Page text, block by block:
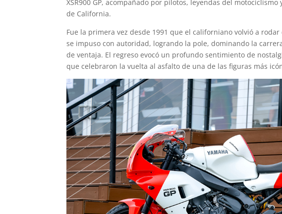
XSR900 GP, acompañado por pilotos, leyendas del
de California.
Fue la primera vez desde 1991 que el californiano volvió a
se impuso con autoridad, logrando la pole, dominando la
de ventaja. El regreso evocó un profundo sentimiento de
que celebraron la vuelta al asfalto de una de las figuras más